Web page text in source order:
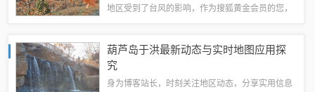
地区受到了台风的影响，作为搜狐黄金会员的您，
进展。台风动态及影响最新消息，受台风影响...
葫芦岛于洪最新动态与实时地图应用探
究
身为博客站长，时刻关注地区动态，分享实用信息